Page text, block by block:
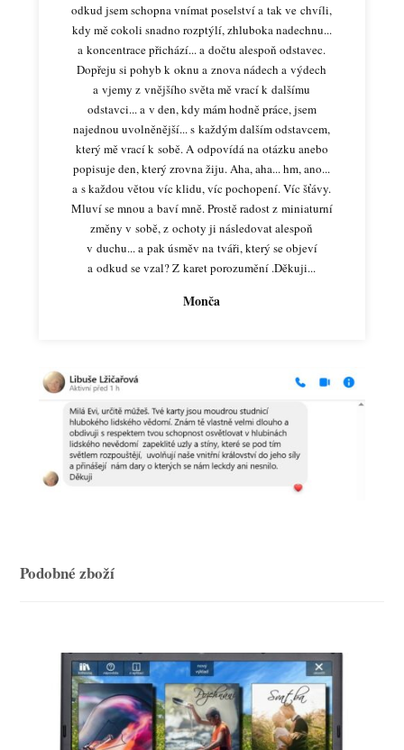
odkud jsem schopna vnímat poselství a tak ve chvíli,
kdy mě cokoli snadno rozptýlí, zhluboka nadechnu...
a koncentrace přichází... a dočtu alespoň odstavec.
Dopřeju si pohyb k oknu a znova nádech a výdech
a vjemy z vnějšího světa mě vrací k dalšímu
odstavci... a v den, kdy mám hodně práce, jsem
najednou uvolněnější... s každým dalším odstavcem,
který mě vrací k sobě. A odpovídá na otázku anebo
popisuje den, který zrovna žiju. Aha, aha... hm, ano...
a s každou větou víc klidu, víc pochopení. Víc šťávy.
Mluví se mnou a baví mně. Prostě radost z miniaturní
změny v sobě, z ochoty ji následovat alespoň
v duchu... a pak úsměv na tváři, který se objeví
a odkud se vzal? Z karet porozumění .Děkuji...
Monča
Podobné zboží